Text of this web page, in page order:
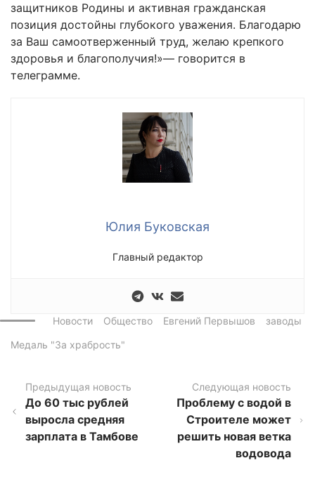
защитников Родины и активная гражданская
позиция достойны глубокого уважения. Благодарю
за Ваш самоотверженный труд, желаю крепкого
здоровья и благополучия!»— говорится в
телеграмме.
Юлия Буковская
Главный редактор
Новости Общество Евгений Первышов
заводы
Медаль "За храбрость"
Предыдущая новость
До 60 тыс рублей
выросла средняя
зарплата в Тамбове
Следующая новость
Проблему с водой в
Строителе может
решить новая ветка
водовода